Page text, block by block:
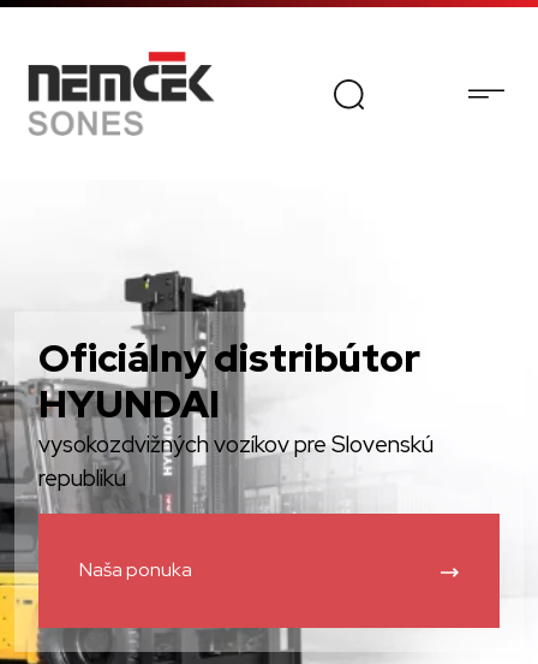
Oficiálny distribútor
HYUNDAI
vysokozdvižných vozíkov pre Slovenskú
republiku
Naša ponuka